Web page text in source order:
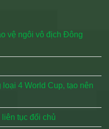
vệ ngôi vô địch Đông
4 World Cup, tạo nên
tục đổi chủ